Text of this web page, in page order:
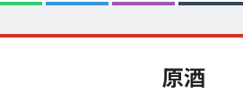
原酒